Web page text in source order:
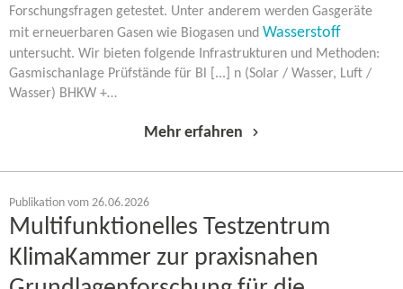
Forschungsfragen getestet. Unter anderem werden Gasgeräte
mit erneuerbaren Gasen wie Biogasen und Wasserstoff
untersucht. Wir bieten folgende Infrastrukturen und Methoden:
Gasmischanlage Prüfstände für Bl [...] n (Solar / Wasser, Luft /
Wasser) BHKW +…
Mehr erfahren
Publikation vom 26.06.2026
Multifunktionelles Testzentrum
KlimaKammer zur praxisnahen